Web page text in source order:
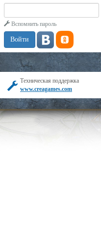
Вспомнить пароль
Техническая поддержка
www.creagames.com